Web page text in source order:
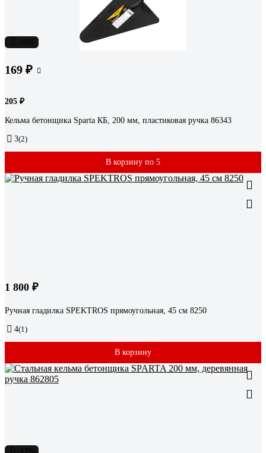
169 ₽
205 ₽
Кельма бетонщика Sparta КБ, 200 мм, пластиковая ручка 86343
3(2)
В корзину по 5
1 800 ₽
Ручная гладилка SPEKTROS прямоугольная, 45 см 8250
4(1)
В корзину